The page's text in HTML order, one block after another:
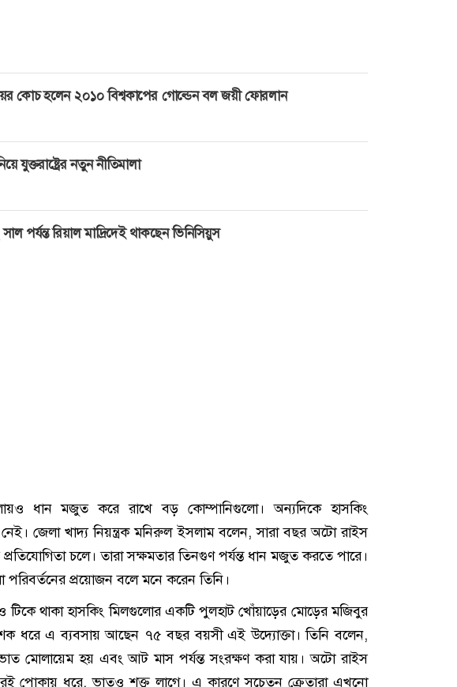
কোচ হলেন ২০১০ বিশ্বকাপের গোল্ডেন বল জয়ী ফোরলান
যুক্তরাষ্ট্রের নতুন নীতিমালা
পর্যন্ত রিয়াল মাদ্রিদেই থাকছেন ভিনিসিয়ুস
ধান মজুত করে রাখে বড় কোম্পানিগুলো। অন্যদিকে হাসকিং
জেলা খাদ্য নিয়ন্ত্রক মনিরুল ইসলাম বলেন, সারা বছর অটো রাইস
চলে। তারা সক্ষমতার তিনগুণ পর্যন্ত ধান মজুত করতে পারে।
পরিবর্তনের প্রয়োজন বলে মনে করেন তিনি।
টিকে থাকা হাসকিং মিলগুলোর একটি পুলহাট খোঁয়াড়ের মোড়ের মজিবুর
ধরে এ ব্যবসায় আছেন ৭৫ বছর বয়সী এই উদ্যোক্তা। তিনি বলেন,
ভাত মোলায়েম হয় এবং আট মাস পর্যন্ত সংরক্ষণ করা যায়। অটো রাইস
পোকায় ধরে, ভাতও শক্ত লাগে। এ কারণে সচেতন ক্রেতারা এখনো